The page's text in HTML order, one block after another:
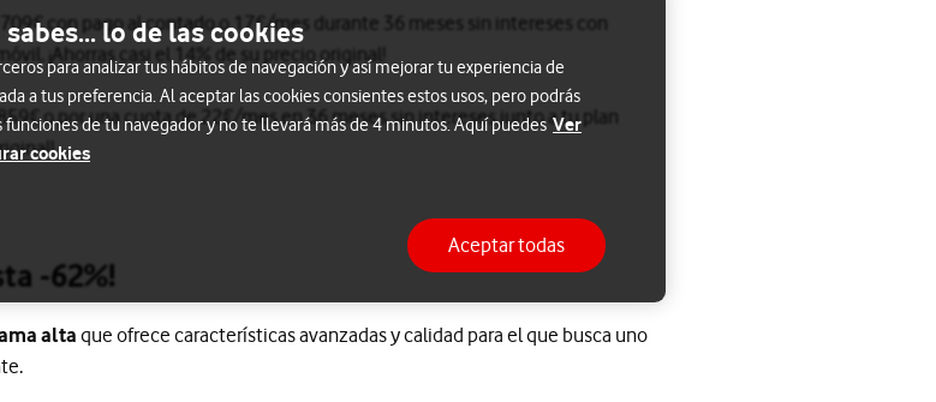
con pago al contado o 17€/mes durante 36 meses sin intereses con
¡Ahorras casi el 14% de su precio original!
o por una cuota de 22€/mes en 36 meses sin intereses junto a tu plan
-62%!
alta que ofrece características avanzadas y calidad para el que busca uno
sabes... lo de las cookies
para analizar tus hábitos de navegación y así mejorar tu experiencia de
a tus preferencia. Al aceptar las cookies consientes estos usos, pero podrás
de tu navegador y no te llevará más de 4 minutos. Aquí puedes Ver
cookies
Aceptar todas